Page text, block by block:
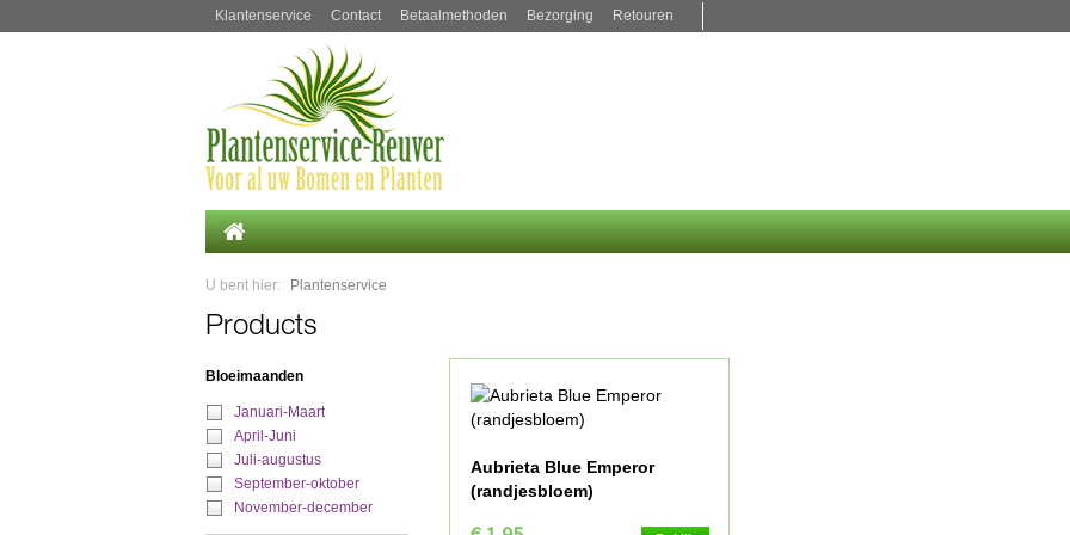
Klantenservice Contact Betaalmethoden Bezorging Retouren
U bent hier: Plantenservice
Products
Bloeimaanden
Januari-Maart
April-Juni
Juli-augustus
September-oktober
November-december
Aubrieta Blue Emperor
(randjesbloem)